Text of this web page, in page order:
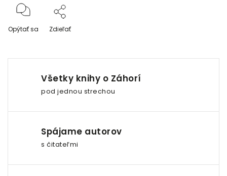
Opýtať sa Zdieľať
Všetky knihy o Záhorí
pod jednou strechou
Spájame autorov
s čitateľmi